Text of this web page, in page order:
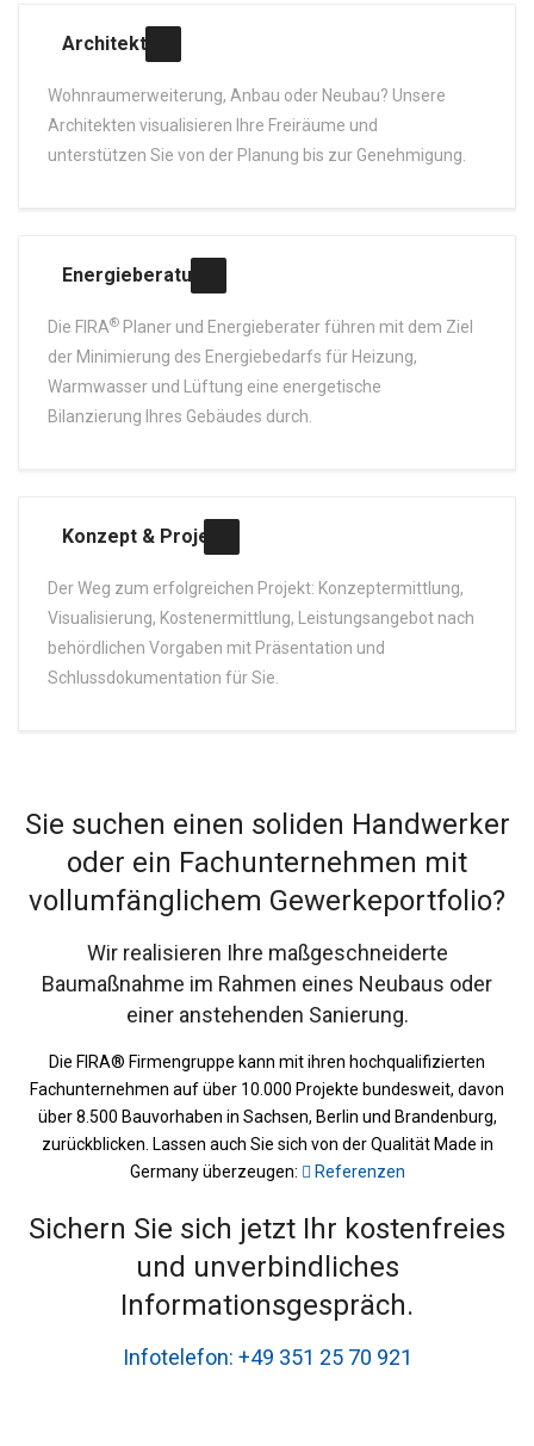
Architekten
Wohnraumerweiterung, Anbau oder Neubau? Unsere
Architekten visualisieren Ihre Freiräume und
unterstützen Sie von der Planung bis zur Genehmigung.
Energieberatung
Die FIRA® Planer und Energieberater führen mit dem Ziel
der Minimierung des Energiebedarfs für Heizung,
Warmwasser und Lüftung eine energetische
Bilanzierung Ihres Gebäudes durch.
Konzept & Projekt
Der Weg zum erfolgreichen Projekt: Konzeptermittlung,
Visualisierung, Kostenermittlung, Leistungsangebot nach
behördlichen Vorgaben mit Präsentation und
Schlussdokumentation für Sie.
Sie suchen einen soliden Handwerker
oder ein Fachunternehmen mit
vollumfänglichem Gewerkeportfolio?
Wir realisieren Ihre maßgeschneiderte
Baumaßnahme im Rahmen eines Neubaus oder
einer anstehenden Sanierung.
Die FIRA® Firmengruppe kann mit ihren hochqualifizierten
Fachunternehmen auf über 10.000 Projekte bundesweit, davon
über 8.500 Bauvorhaben in Sachsen, Berlin und Brandenburg,
zurückblicken. Lassen auch Sie sich von der Qualität Made in
Germany überzeugen:
Referenzen
Sichern Sie sich jetzt Ihr kostenfreies
und unverbindliches
Informationsgespräch.
Infotelefon: +49 351 25 70 921